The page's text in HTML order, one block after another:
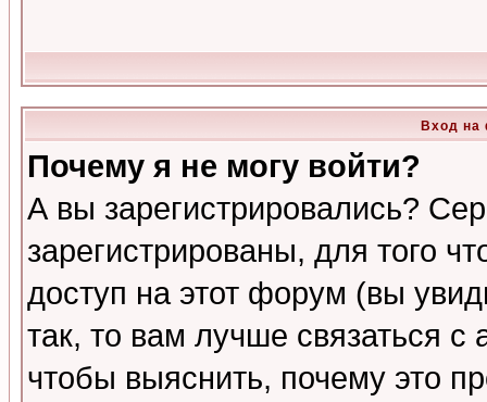
Вход на
Почему я не могу войти?
А вы зарегистрировались?
зарегистрированы, для того
доступ на этот форум (вы
так, то вам лучше связаться
чтобы выяснить, почему это